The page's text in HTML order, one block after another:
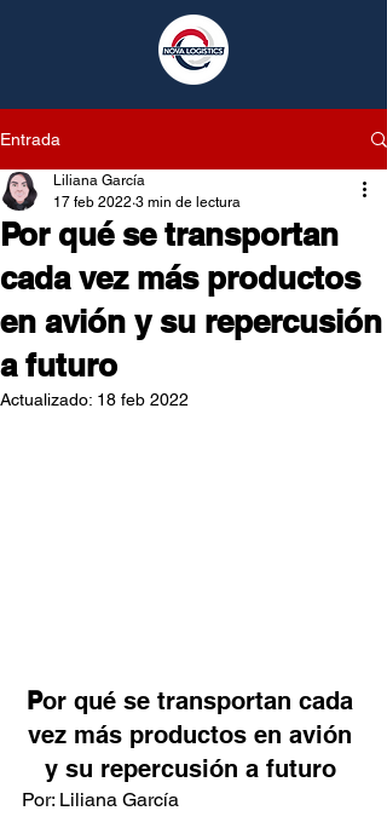
Entrada
Por qué se transportan
cada vez más productos
en avión y su repercusión
a futuro
Liliana García
17 feb 2022 3 min de lectura
Actualizado: 18 feb 2022
Por qué se transportan cada
vez más productos en avión
y su repercusión a futuro
Por: Liliana García